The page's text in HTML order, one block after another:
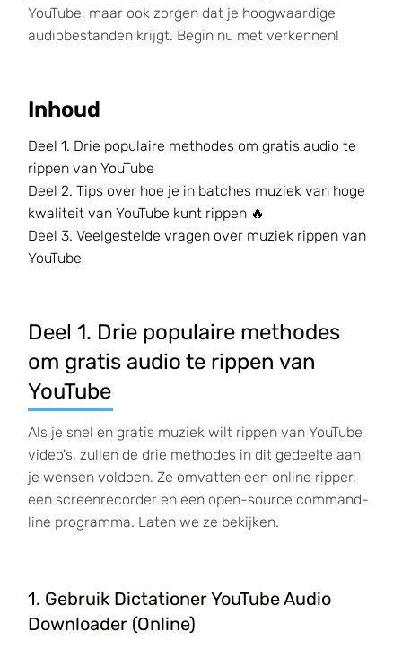
YouTube, maar ook zorgen dat je hoogwaardige
audiobestanden krijgt. Begin nu met verkennen!
Inhoud
Deel 1. Drie populaire methodes om gratis audio te
rippen van YouTube
Deel 2. Tips over hoe je in batches muziek van hoge
kwaliteit van YouTube kunt rippen 🔥
Deel 3. Veelgestelde vragen over muziek rippen van
YouTube
Deel 1. Drie populaire methodes
om gratis audio te rippen van
YouTube
Als je snel en gratis muziek wilt rippen van YouTube
video's, zullen de drie methodes in dit gedeelte aan
je wensen voldoen. Ze omvatten een online ripper,
een screenrecorder en een open-source command-
line programma. Laten we ze bekijken.
1. Gebruik Dictationer YouTube Audio
Downloader (Online)